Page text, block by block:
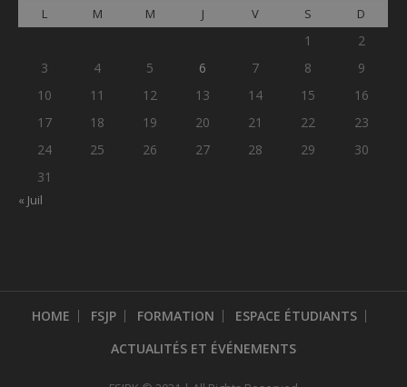
L M M J V S D
1
2
3
4 5 6 7 8
9
10
11 12 13 14 15
16
17
18 19 20 21 22
23
24
25 26 27 28 29
30
31
« Juil
HOME FSJP FORMATION
ESPACE ÉTUDIANTS
ACTUALITÉS ET ÉVÉNEMENTS